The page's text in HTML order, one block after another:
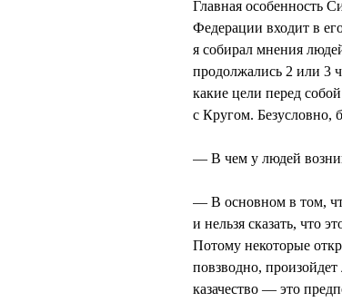
Главная особенность
Федерации входит в
я собирал мнения
продолжались 2 или 3
какие цели перед
с Кругом. Безусловно,
— В чем у людей
— В основном в том,
и нельзя сказать, что
Потому некоторые
повзводно,
казачество — это